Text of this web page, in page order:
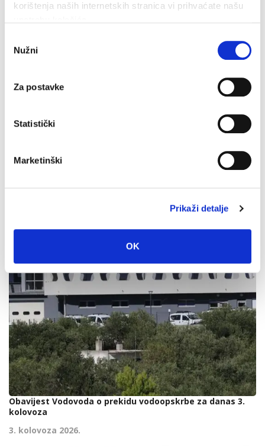
korištenja naših internetskih stranica vi prihvaćate našu
pristanka
Nužni
Za postavke
Statistički
Marketinški
Prikaži detalje
OK
Obavijest Vodovoda o prekidu vodoopskrbe za danas 3.
kolovoza
3. kolovoza 2026.